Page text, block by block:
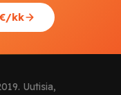
kk
Uutisia,